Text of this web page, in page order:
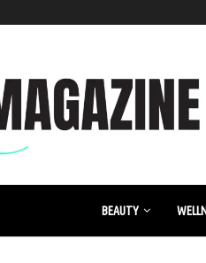
BEAUTY